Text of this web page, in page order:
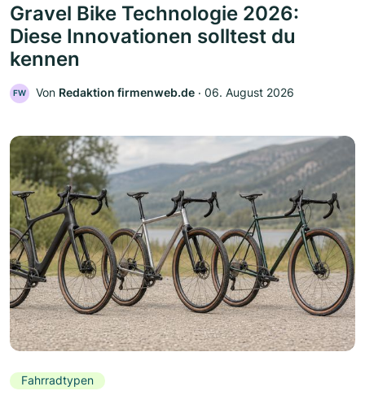
Gravel Bike Technologie 2026:
Diese Innovationen solltest du
kennen
FW Von Redaktion firmenweb.de ‧ 06. August 2026
Fahrradtypen